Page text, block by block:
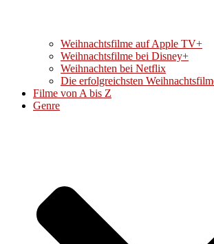
Weihnachtsfilme auf Apple TV+
Weihnachtsfilme bei Disney+
Weihnachten bei Netflix
Die erfolgreichsten
Filme von A bis Z
Genre